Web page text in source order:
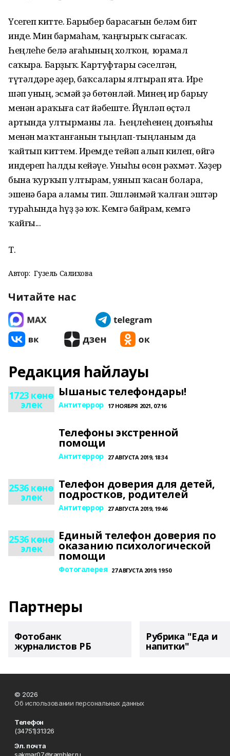
Үсегеп китте. Барыбер барасағын беләм бит
инде. Мин бармаһам, ҡаңғырыҡ сығасаҡ.
Һеңлеһе белә ағаһының холҡон, юрамал
саҡыра. Барҙыҡ. Картуфтары сәселгән,
түтәлдәре әҙер, баҡсалары ялтырап ята. Ире
шәп уның, эсмәй ҙә бөтөнләй. Минең ир барыу
менән араҡыға сат йәбеште. Йүнләп өҫтәл
артында ултырманы ла. Һеңлеһенең донъяһы
менән маҡтанғанын тыңлап-тыңланым да
ҡайтып киттем. Иремде тейәп алып килеп, өйгә
индереп һалды кейәүе. Уныһы өсөн рәхмәт. Хәҙер
бына ҡурҡып ултырам, уянып ҡасан болара,
эшенә бара аламы тип. Эшләнмәй ҡалған эштәр
тураһында һүҙ ҙә юҡ. Кемгә байрам, кемгә
ҡайғы...
Т.
Автор: Гузель Салихова
Читайте нас
Редакция һайлауы
1723 көнө
элек
Ышаныс телефондары!
Антитеррор 17 НОЯБРЯ 2021, 07:16
Телефоны экстренной
помощи
Антитеррор 27 АВГУСТА 2019, 18:34
2536 көнө
элек
Телефон доверия для детей,
подростков, родителей
Антитеррор 27 АВГУСТА 2019, 19:46
2536 көнө
элек
Единый телефон доверия по
оказанию психологической
помощи
Фотогалерея 27 АВГУСТА 2019, 19:50
Партнеры
Фотобанк
журналистов РБ
Рубрика "Еда и
напитки"
© 2026
Об использовании персональных данных
Телефон
(34751)31326
Эл. почта